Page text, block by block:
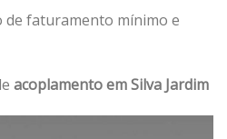
faturamento mínimo e
acoplamento em Silva Jardim